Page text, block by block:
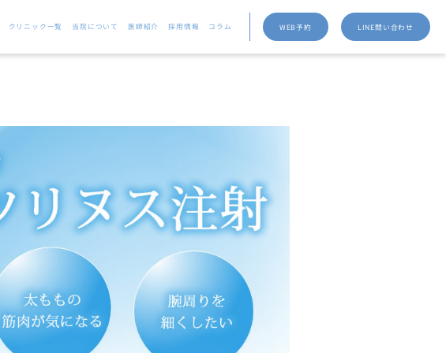
クリニック一覧 当院について 医師紹介 採用情報 コラム WEB予約 LINE問い合わせ